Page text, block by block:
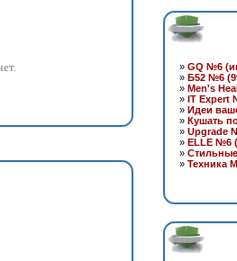
» GQ №6
» Б52 №6
» Men's
» IT Expert
» Идеи
» Кушать
» Upgrade
» ELLE №6
»
» Техника